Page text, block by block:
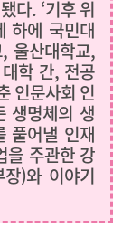
다. ‘기후 위
하에 국민대
울산대학교,
학 간, 전공
인문사회 인
생명체의 생
풀어낼 인재
을 주관한 강
)와 이야기